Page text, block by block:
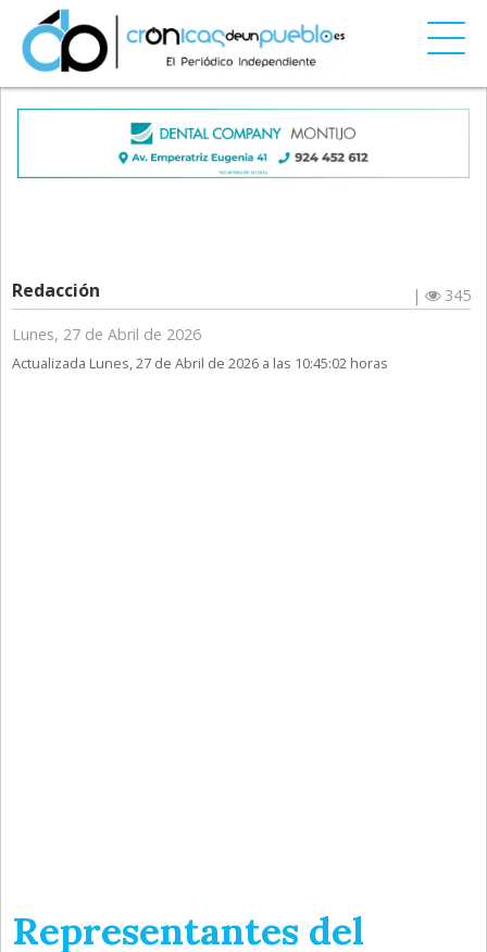
Redacción |
345
Lunes, 27 de Abril de 2026
Actualizada Lunes, 27 de Abril de 2026 a las 10:45:02 horas
Representantes del